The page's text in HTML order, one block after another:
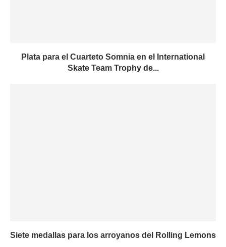
Plata para el Cuarteto Somnia en el International
Skate Team Trophy de...
Siete medallas para los arroyanos del Rolling Lemons